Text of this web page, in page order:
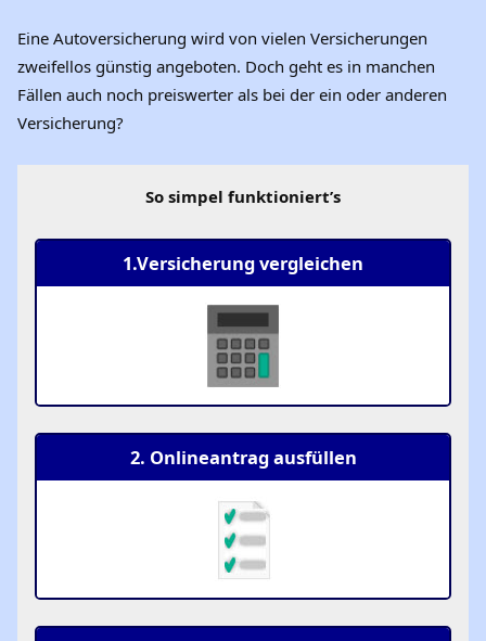
Eine Autoversicherung wird von vielen Versicherungen
zweifellos günstig angeboten. Doch geht es in manchen
Fällen auch noch preiswerter als bei der ein oder anderen
Versicherung?
So simpel funktioniert’s
1.Versicherung vergleichen
2. Onlineantrag ausfüllen